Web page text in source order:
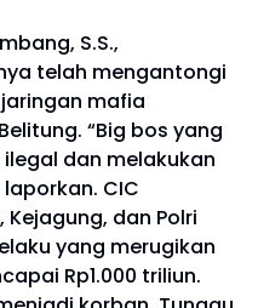
S.S.,
telah mengantongi
mafia
“Big bos yang
dan melakukan
CIC
Kejagung, dan Polri
yang merugikan
Rp1.000 triliun.